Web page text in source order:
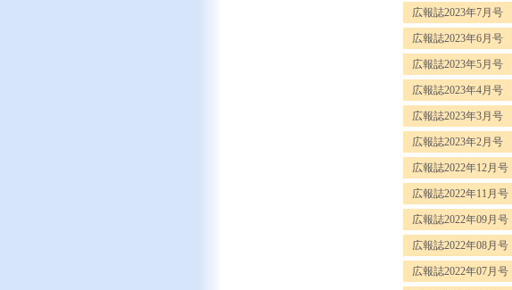
広報誌2023年7月号
広報誌2023年6月号
広報誌2023年5月号
広報誌2023年4月号
広報誌2023年3月号
広報誌2023年2月号
広報誌2022年12月号
広報誌2022年11月号
広報誌2022年09月号
広報誌2022年08月号
広報誌2022年07月号